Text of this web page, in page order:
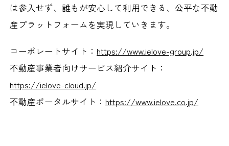
は参入せず、誰もが安心して利用できる、公平な不動
産プラットフォームを実現していきます。
コーポレートサイト：https://www.ielove-group.jp/
不動産事業者向けサービス紹介サイト：
https://ielove-cloud.jp/
不動産ポータルサイト：https://www.ielove.co.jp/